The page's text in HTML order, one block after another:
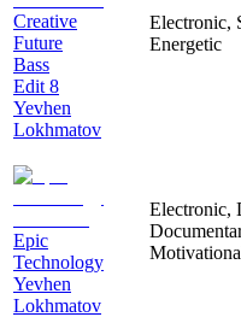
Creative
Future
Bass
Edit 8
Yevhen
Lokhmatov
Electronic,
Energetic
Epic
Technology
Yevhen
Lokhmatov
Electronic,